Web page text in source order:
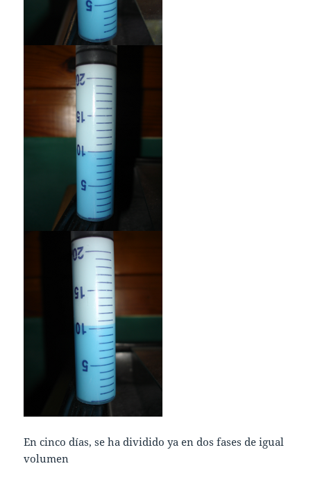
En cinco días, se ha dividido ya en dos fases de igual
volumen